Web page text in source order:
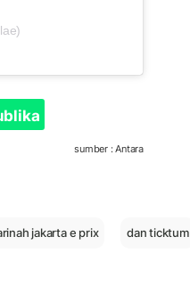
sumber : Antara
jakarta e prix dan ticktum